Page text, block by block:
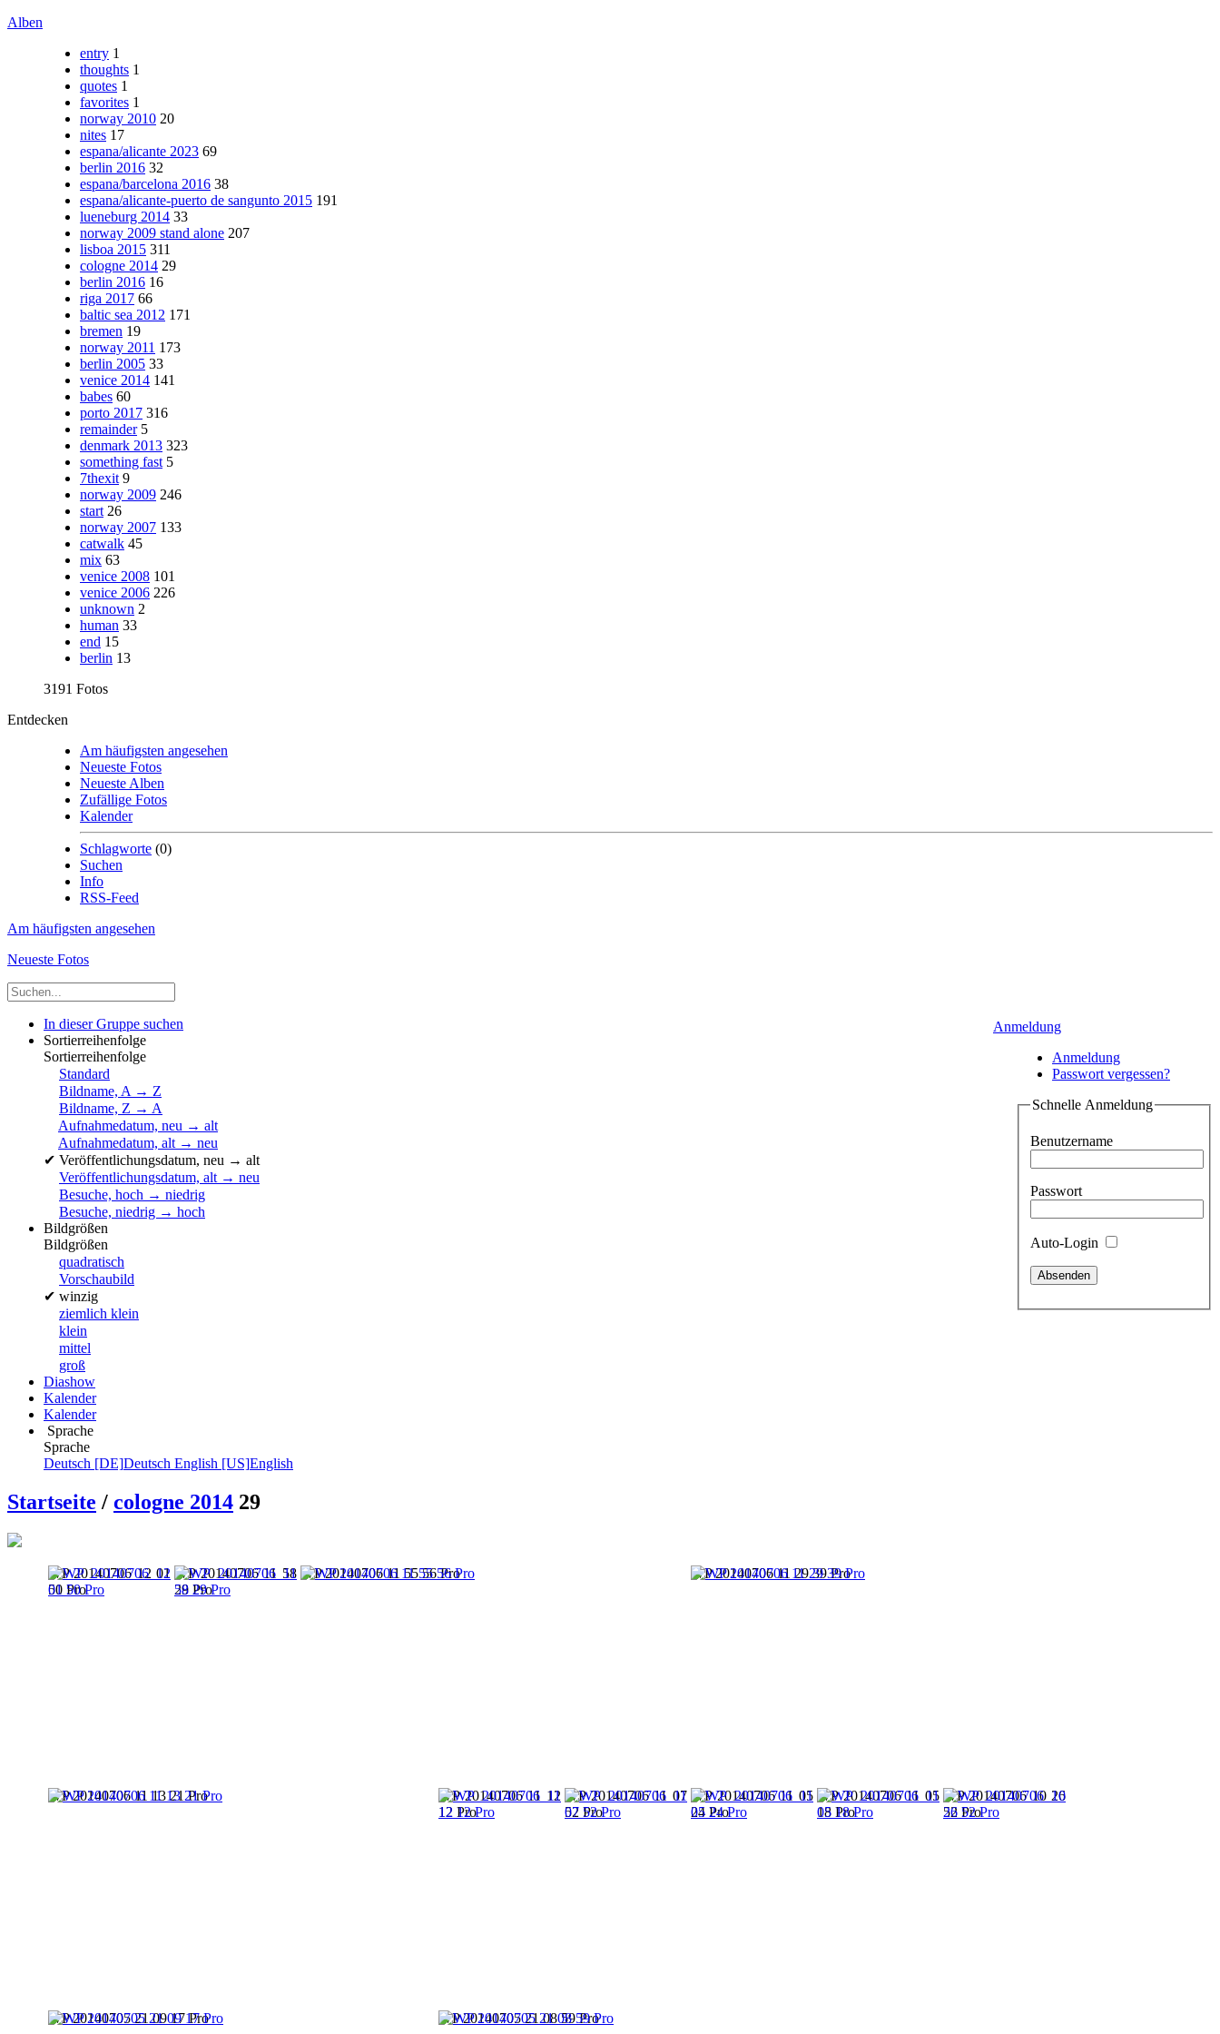
Alben
entry 1
thoughts 1
quotes 1
favorites 1
norway 2010 20
nites 17
espana/alicante 2023 69
berlin 2016 32
espana/barcelona 2016 38
espana/alicante-puerto de sangunto 2015 191
lueneburg 2014 33
norway 2009 stand alone 207
lisboa 2015 311
cologne 2014 29
berlin 2016 16
riga 2017 66
baltic sea 2012 171
bremen 19
norway 2011 173
berlin 2005 33
venice 2014 141
babes 60
porto 2017 316
remainder 5
denmark 2013 323
something fast 5
7thexit 9
norway 2009 246
start 26
norway 2007 133
catwalk 45
mix 63
venice 2008 101
venice 2006 226
unknown 2
human 33
end 15
berlin 13
3191 Fotos
Entdecken
Am häufigsten angesehen
Neueste Fotos
Neueste Alben
Zufällige Fotos
Kalender
Schlagworte (0)
Suchen
Info
RSS-Feed
Am häufigsten angesehen
Neueste Fotos
Anmeldung
Anmeldung
Passwort vergessen?
Schnelle Anmeldung
Benutzername
Passwort
Auto-Login
In dieser Gruppe suchen
Sortierreihenfolge
Sortierreihenfolge
Standard
Bildname, A → Z
Bildname, Z → A
Aufnahmedatum, neu → alt
Aufnahmedatum, alt → neu
✔ Veröffentlichungsdatum, neu → alt
Veröffentlichungsdatum, alt → neu
Besuche, hoch → niedrig
Besuche, niedrig → hoch
Bildgrößen
Bildgrößen
quadratisch
Vorschaubild
✔ winzig
ziemlich klein
klein
mittel
groß
Diashow
Kalender
Kalender
Sprache
Sprache
Deutsch [DE]Deutsch English [US]English
Startseite / cologne 2014 29
WP 20140706 12 01
50 Pro
WP 20140706 11 58
29 Pro
WP 20140706 11 55 56 Pro WP 20140706 11 29 39 Pro
WP 20140706 11 13 21 Pro
WP 20140706 11 12
12 Pro
WP 20140706 11 07
52 Pro
WP 20140706 11 05
24 Pro
WP 20140706 11 05
18 Pro
WP 20140706 10 26
52 Pro
WP 20140705 21 09 17 Pro WP 20140705 21 08 59 Pro